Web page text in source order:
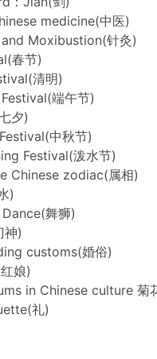
medicine(中医)
Moxibustion(针灸)
春节)
清明)
端午节)
夕)
中秋节)
Festival(泼水节)
Chinese zodiac(属相)
)
舞狮)
)
customs(婚俗)
娘)
in Chinese culture 菊
礼)